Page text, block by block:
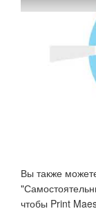
Вы также
чтобы Print